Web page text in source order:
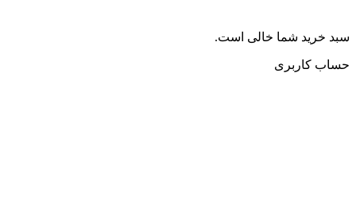
سبد خرید شما خالی است.
حساب کاربری